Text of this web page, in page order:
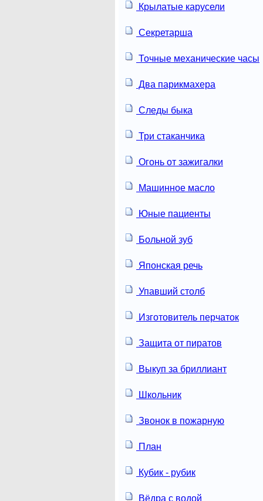
Крылатые карусели
Секретарша
Точные механические часы
Два парикмахера
Следы быка
Три стаканчика
Огонь от зажигалки
Машинное масло
Юные пациенты
Больной зуб
Японская речь
Упавший столб
Изготовитель перчаток
Защита от пиратов
Выкуп за бриллиант
Школьник
Звонок в пожарную
План
Кубик - рубик
Вёдра с водой